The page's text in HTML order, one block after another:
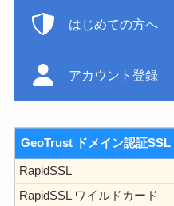
はじめての方へ
アカウント登録
GeoTrust ドメイン認証SSL
RapidSSL
RapidSSL ワイルドカード